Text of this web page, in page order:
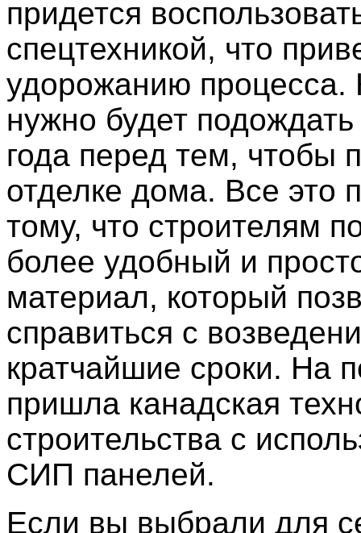
придется
спецтехникой, что
удорожанию процесса.
нужно будет
года перед тем, чтобы
отделке дома. Все это
тому, что строителям
более удобный и
материал, который
справиться с
кратчайшие сроки. На
пришла канадская
строительства с
СИП панелей.
Если вы выбрали для